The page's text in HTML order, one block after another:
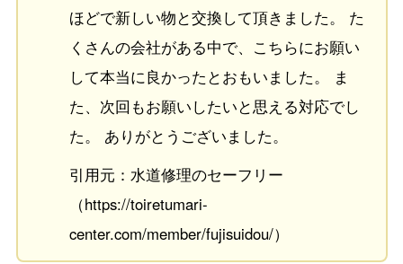
ほどで新しい物と交換して頂きました。 た
くさんの会社がある中で、こちらにお願い
して本当に良かったとおもいました。 ま
た、次回もお願いしたいと思える対応でし
た。 ありがとうございました。
引用元：水道修理のセーフリー
（https://toiretumari-
center.com/member/fujisuidou/）